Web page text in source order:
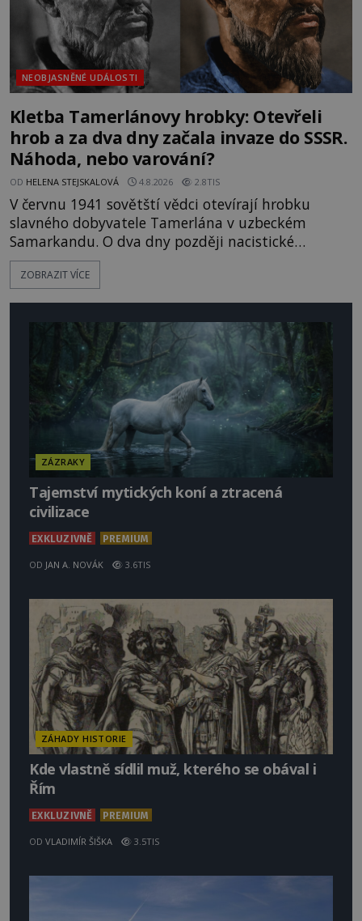
NEOBJASNĚNÉ UDÁLOSTI
Kletba Tamerlánovy hrobky: Otevřeli
hrob a za dva dny začala invaze do SSSR.
Náhoda, nebo varování?
OD HELENA STEJSKALOVÁ 4.8.2026 2.8TIS
V červnu 1941 sovětští vědci otevírají hrobku
slavného dobyvatele Tamerlána v uzbeckém
Samarkandu. O dva dny později nacistické
Německo zahajuje operaci Barbarossa a napadá
Sovětský svaz. Shoda dat je natolik zarážející, že se
souhru okolností? Když antropolog Michail
Gerasimov (1907-1970) a
ZOBRAZIT VÍCE
ZÁZRAKY
Tajemství mytických koní a ztracená
civilizace
EXKLUZIVNĚ PREMIUM
OD JAN A. NOVÁK 3.6TIS
ZÁHADY HISTORIE
Kde vlastně sídlil muž, kterého se obával i
Řím
EXKLUZIVNĚ PREMIUM
OD VLADIMÍR ŠIŠKA 3.5TIS